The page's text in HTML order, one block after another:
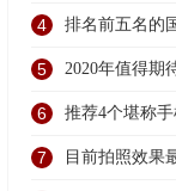
4 排名前五名的
5 2020年值得期
6 推荐4个堪称
7 目前拍照效果